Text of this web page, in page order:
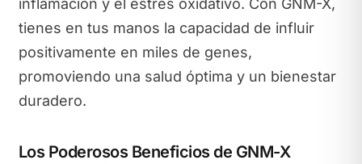
tienes en tus manos la capacidad de influir
positivamente en miles de genes,
promoviendo una salud óptima y un bienestar
duradero.
Los Poderosos Beneficios de GNM-X